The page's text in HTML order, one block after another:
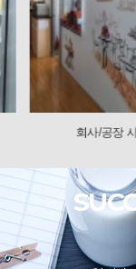
회사/공장 사